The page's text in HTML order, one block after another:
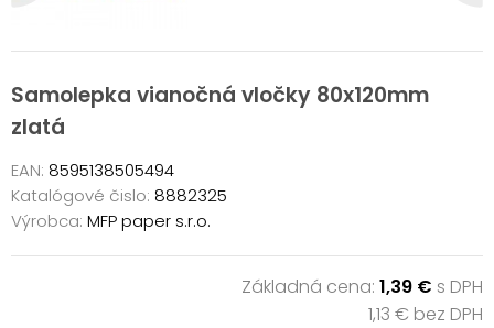
Samolepka vianočná vločky 80x120mm
zlatá
EAN: 8595138505494
Katalógové čislo: 8882325
Výrobca: MFP paper s.r.o.
Základná cena: 1,39 € s DPH
1,13 € bez DPH